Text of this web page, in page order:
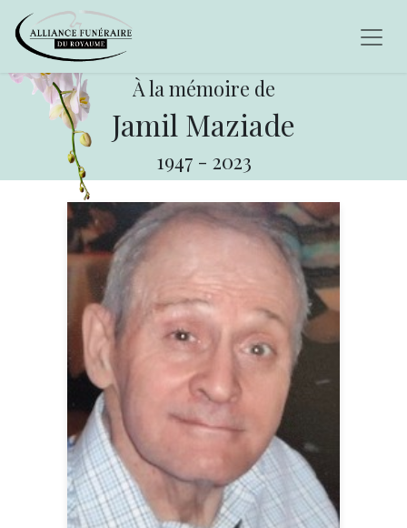
À la mémoire de
Jamil Maziade
1947 - 2023